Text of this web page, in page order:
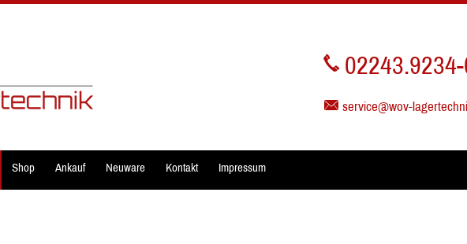
service@wov-
Shop Ankauf Neuware Kontakt Impressum